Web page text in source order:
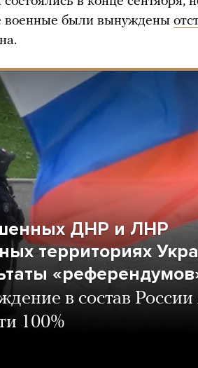
военные были вынуждены
ДНР и ЛНР
территориях
в состав
100%